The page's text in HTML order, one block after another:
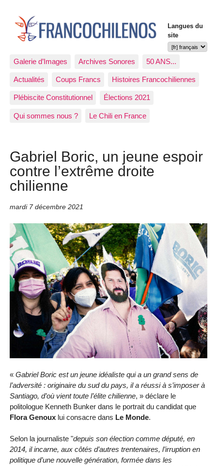
Langues du
site
Galerie d’Images Archives Sonores 50 ANS...
Actualités Coups Francs Histoires Francochiliennes
Plébiscite Constitutionnel Élections 2021
Qui sommes nous ? Le Chili en France
Gabriel Boric, un jeune espoir
contre l’extrême droite
chilienne
mardi 7 décembre 2021
« Gabriel Boric est un jeune idéaliste qui a un grand sens de
l’adversité : originaire du sud du pays, il a réussi à s’imposer à
Santiago, d’où vient toute l’élite chilienne, » déclare le
politologue Kenneth Bunker dans le portrait du candidat que
Flora Genoux lui consacre dans Le Monde.
Selon la journaliste "depuis son élection comme député, en
2014, il incarne, aux côtés d’autres trentenaires, l’irruption en
politique d’une nouvelle génération, formée dans les